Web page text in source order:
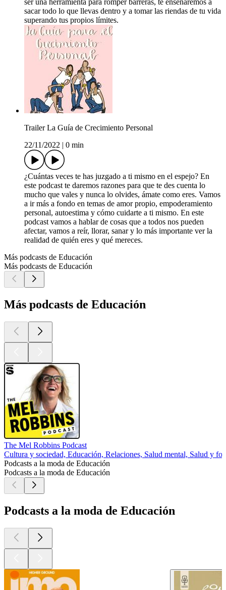
ser una herramienta para romper barreras, te enseñaremos a
sacar todo lo que llevas dentro y a tomar las riendas de tu vida
superando tus propios límites.
Trailer La Guía de Crecimiento Personal
22/11/2022
0 min
¿Cuántas veces te has juzgado a ti mismo en el espejo? En
este podcast te daremos razones para que te des cuenta lo
mucho que vales y nunca lo olvides, ámate como eres. Vamos
a ir más a fondo en temas de amor propio, empoderamiento
personal, autoestima y cómo cuidarte a ti mismo. En este
podcast vamos a hablar de cosas que a todos nos pueden
afectar, vamos a reír, llorar, sanar y lo más importante ver la
realidad de quién eres y qué mereces.
Más podcasts de Educación
Más podcasts de Educación
Más podcasts de Educación
The Mel Robbins Podcast
Cultura y sociedad, Educación, Relaciones, Salud mental, Salud y
Podcasts a la moda de Educación
Podcasts a la moda de Educación
Podcasts a la moda de Educación